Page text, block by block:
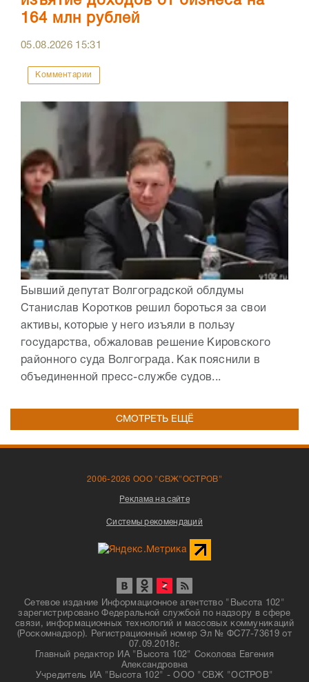
164 млн рублей
05.08.2026 15:31
Комментарии
Бывший депутат Волгоградской облдумы
Станислав Коротков решил бороться за свои
активы, которые у него изъяли в пользу
государства, обжаловав решение Кировского
районного суда Волгограда. Как пояснили в
объединенной пресс-службе судов...
СМОТРЕТЬ ЕЩЁ
2006-2026 ООО "СВЖ"ОСТРОВ"
Реклама на сайте
Системы рекомендаций
Сетевое издание Информационное агентство "Высота 102"
зарегистрировано Федеральной службой по надзору в сфере
связи, информационных технологий и массовых коммуникаций
(Роскомнадзор). Регистрационный номер Эл № ФС77-73619 от
07.09.2018г.
Главный редактор ИА "Высота 102" Соколова Евгения
Александровна
Учредитель ИА "Высота 102" - ООО "СВЖ "ОСТРОВ"